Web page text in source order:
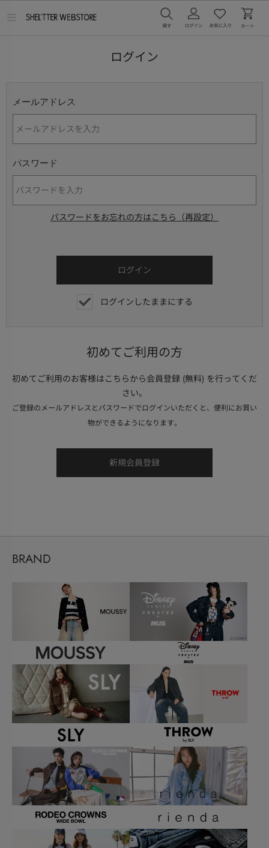
ログイン
メールアドレス
パスワード
パスワードをお忘れの方はこちら（再設定）
ログインしたままにする
初めてご利用の方
初めてご利用のお客様はこちらから会員登録 (無料) を行ってくだ
さい。
ご登録のメールアドレスとパスワードでログインいただくと、便利にお買い
物ができるようになります。
BRAND